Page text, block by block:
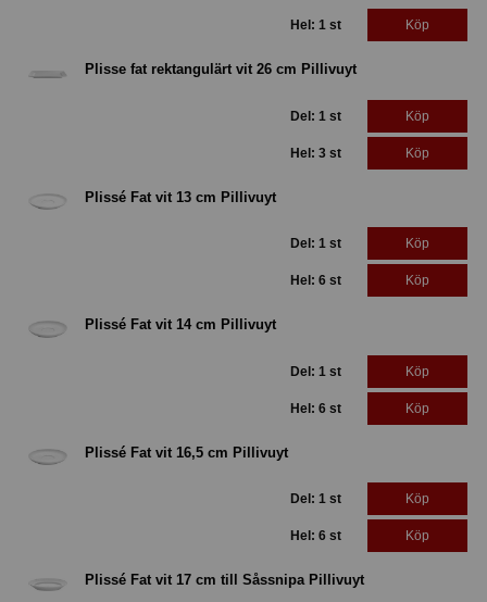
Hel: 1 st Köp
Plisse fat rektangulärt vit 26 cm Pillivuyt
Del: 1 st Köp
Hel: 3 st Köp
Plissé Fat vit 13 cm Pillivuyt
Del: 1 st Köp
Hel: 6 st Köp
Plissé Fat vit 14 cm Pillivuyt
Del: 1 st Köp
Hel: 6 st Köp
Plissé Fat vit 16,5 cm Pillivuyt
Del: 1 st Köp
Hel: 6 st Köp
Plissé Fat vit 17 cm till Såssnipa Pillivuyt